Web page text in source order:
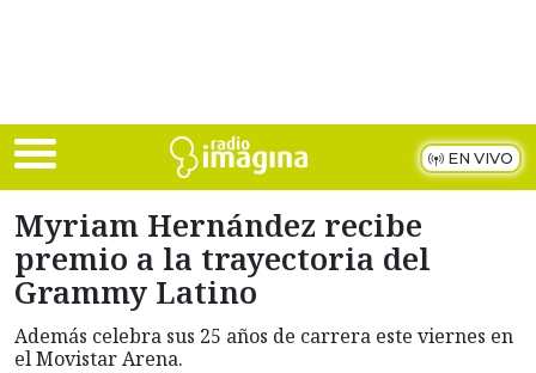
EN VIVO
Myriam Hernández recibe
premio a la trayectoria del
Grammy Latino
Además celebra sus 25 años de carrera este viernes en
el Movistar Arena.